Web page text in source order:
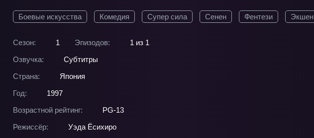
Боевые искусства Комедия Супер сила Сенен Фентези Экшен
Сезон: 1 Эпизодов:
1 из 1
Озвучка:
Субтитры
Страна:
Япония
Год:
1997
Возрастной рейтинг:
PG-13
Режиссёр:
Уэда Ёсихиро